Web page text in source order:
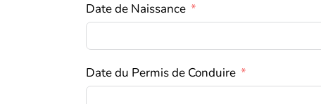
Date de Naissance
Date du Permis de Conduire